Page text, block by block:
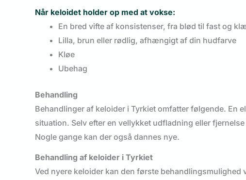
Når keloidet holder op med at vokse:
En bred vifte af konsistenser, fra blød til fast og
Lilla, brun eller rødlig, afhængigt af din hudfarve
Kløe
Ubehag
Behandling
Behandlinger af keloider i Tyrkiet omfatter følgende. En
situation. Selv efter en vellykket udfladning eller
Nogle gange kan der også dannes nye.
Behandling af keloider i Tyrkiet
Ved nyere keloider kan den første